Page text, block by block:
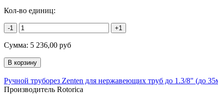
Кол-во единиц:
-1 +1
Сумма: 5 236,00 руб
Ручной труборез Zenten для нержавеющих труб до 1.3/8" (до
Производитель Rotorica